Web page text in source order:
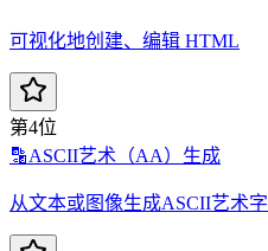
可视化地创建、编辑 HTML
第4位
🔡ASCII艺术（AA）生成
从文本或图像生成ASCII艺术字